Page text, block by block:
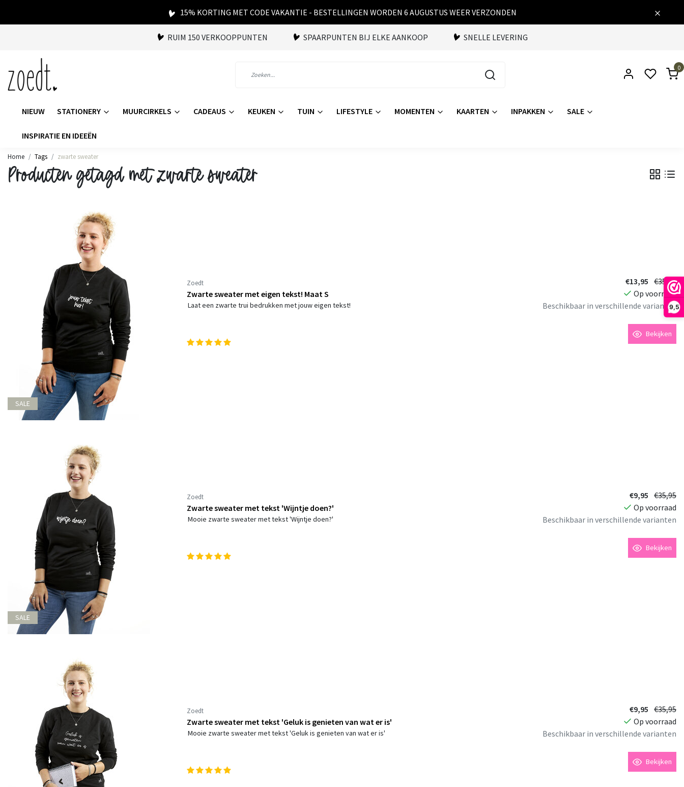
9,5
15% KORTING MET CODE VAKANTIE - BESTELLINGEN WORDEN 6 AUGUSTUS WEER VERZONDEN
RUIM 150 VERKOOPPUNTEN SPAARPUNTEN BIJ ELKE AANKOOP SNELLE LEVERING
0
NIEUW STATIONERY MUURCIRKELS CADEAUS KEUKEN TUIN LIFESTYLE MOMENTEN KAARTEN INPAKKEN SALE
INSPIRATIE EN IDEEËN
Home Tags zwarte sweater
Producten getagd met zwarte sweater
SALE
Zoedt
Zwarte sweater met eigen tekst! Maat S
Laat een zwarte trui bedrukken met jouw eigen tekst!
€13,95 €35,95
Op voorraad
Beschikbaar in verschillende varianten
Bekijken
SALE
Zoedt
Zwarte sweater met tekst 'Wijntje doen?'
Mooie zwarte sweater met tekst 'Wijntje doen?'
€9,95 €35,95
Op voorraad
Beschikbaar in verschillende varianten
Bekijken
Zoedt
Zwarte sweater met tekst 'Geluk is genieten van wat er is'
Mooie zwarte sweater met tekst 'Geluk is genieten van wat er is'
€9,95 €35,95
Op voorraad
Beschikbaar in verschillende varianten
Bekijken